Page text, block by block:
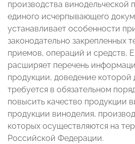
производства винодельческой
единого исчерпывающего
устанавливает особенности
законодательно закрепленных
приемов, операций и средств,
расширяет перечень
продукции, доведение которой
требуется в обязательном
повысить качество продукции
продукции виноделия,
которых осуществляются на
Российской Федерации.